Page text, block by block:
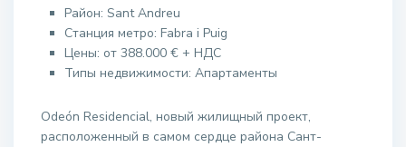
Район:Sant Andreu
Станция метро: Fabra i Puig
Цены: от 388.000 € + НДС
Типы недвижимости: Апартаменты
Odeón Residencial, новый жилищный проект,
расположенный в самом сердце района Сант-